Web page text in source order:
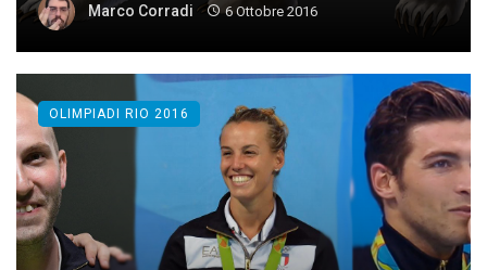
Marco Corradi 6 Ottobre 2016
OLIMPIADI RIO 2016